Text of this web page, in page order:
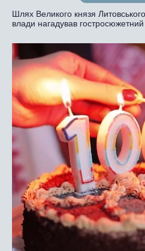
Шлях Великого князя
влади нагадував гостросюжетний